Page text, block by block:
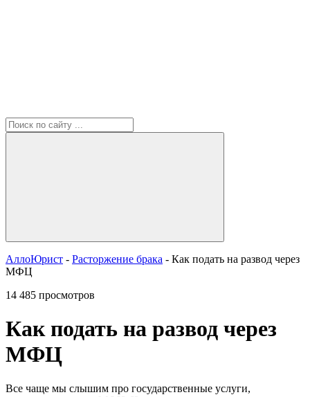
АллоЮрист - Расторжение брака - Как подать на развод через
МФЦ
14 485 просмотров
Как подать на развод через
МФЦ
Все чаще мы слышим про государственные услуги,